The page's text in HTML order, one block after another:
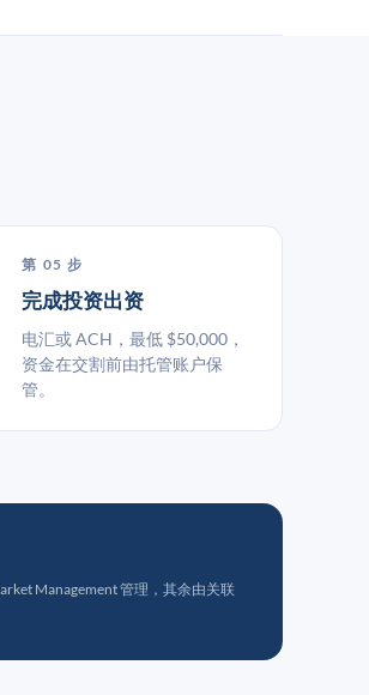
第 05 步
完成投资出资
电汇或 ACH，最低 $50,000，
资金在交割前由托管账户保
管。
Management 管理，其余由关联